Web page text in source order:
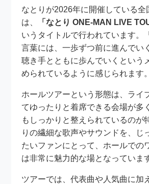
なとりが2026年に開催している全
は、
「なとり ONE-MAN LIVE
いうタイトルで行われています。
言葉には、一歩ずつ前に進んでい
聴き手とともに歩んでいくという
められているように感じられます。
ホールツアーという形態は、ライ
てゆったりと着席できる会場が多
もしっかりと整えられているのが
りの繊細な歌声やサウンドを、じ
たいファンにとって、ホールでの
は非常に魅力的な場となっていま
ツアーでは、代表曲や人気曲に加